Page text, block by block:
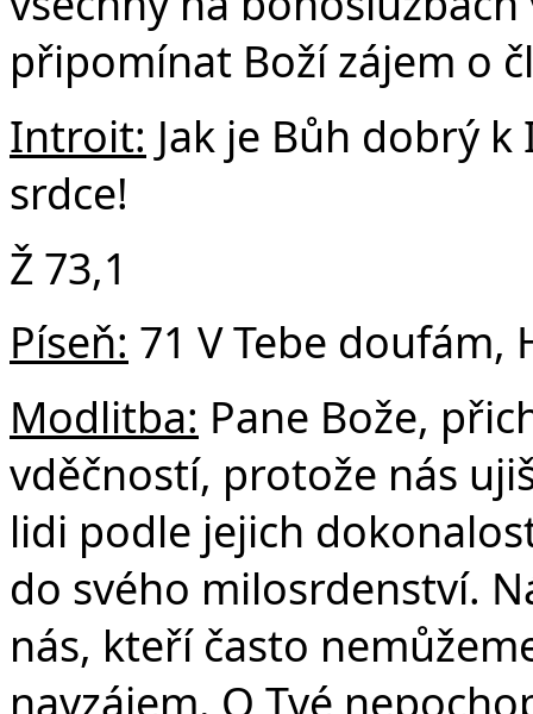
připomínat Boží zájem o
Introit: Jak je Bůh dobrý
srdce!
Ž 73,1
Píseň: 71 V Tebe doufám,
Modlitba: Pane Bože,
vděčností, protože nás
lidi podle jejich
do svého milosrdenství.
nás, kteří často
navzájem. O Tvé